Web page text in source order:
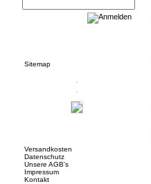
Sitemap
Versandkosten
Datenschutz
Unsere AGB's
Impressum
Kontakt